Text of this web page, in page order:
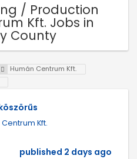
/ Production
Kft. Jobs in
County
Humán Centrum Kft.
Kft.
published 2 days ago